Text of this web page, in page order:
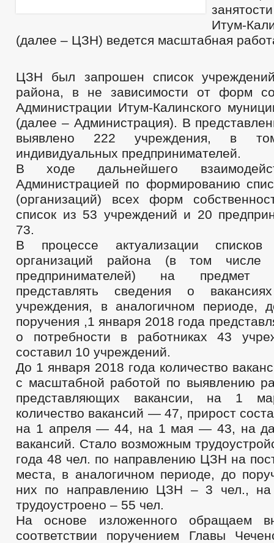
ПУБЛИЧНЫЕ СЛУШАНИЯ
ФЕДЕРАЛЬНЫЕ
БЮДЖЕТ
ОТЧЕТ ОБ ИСПОЛНЕНИИ БЮДЖЕТА
_
ФОРМЫ ЗАЯВЛЕНИЙ ПО
НОРМАТИВНО-ПРАВОВЫЕ АКТЫ
ПРИЕМ ГРАЖДАН
ОБРАЩЕНИЕ К ГЛАВЕ
ГРАФИК ПРИЕМА
ФОРМА ОБРАЩЕНИЙ И ЗАЯВЛЕНИЙ
РЕГЛАМЕНТ РАССМОТРЕНИЯ ОБРАЩЕНИЙ
Итум-
(далее – ЦЗН) ведется масштабная
ЦЗН был запрошен список
района, в не зависимости от форм
Администрации Итум-Калинского
(далее – Администрация). В
выявлено 222 учреждения, в
индивидуальных предпринимателей.
В ходе дальнейшего
Администрацией по формированию
(организаций) всех форм
список из 53 учреждений и 20
73.
В процессе актуализации
организаций района (в том числе
предпринимателей) на предмет
представлять сведения о
учреждения, в аналогичном периоде,
поручения ,1 января 2018 года
о потребности в работниках 43
составил 10 учреждений.
До 1 января 2018 года количество
с масштабной работой по выявлению
представляющих вакансии, на 1
количество вакансий — 47, прирост
на 1 апреля — 44, на 1 мая — 43, на
вакансий. Стало возможным
года 48 чел. по направлению ЦЗН на
места, в аналогичном периоде, до
них по направлению ЦЗН – 3 чел.,
трудоустроено – 55 чел.
На основе изложенного обращаем
соответствии поручением Главы